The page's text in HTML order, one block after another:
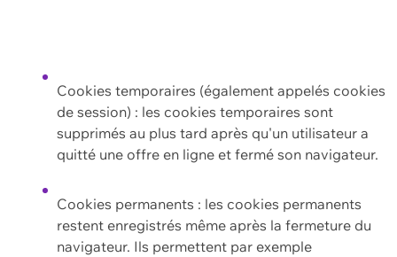
Cookies temporaires (également appelés cookies
de session) : les cookies temporaires sont
supprimés au plus tard après qu'un utilisateur a
quitté une offre en ligne et fermé son navigateur.
Cookies permanents : les cookies permanents
restent enregistrés même après la fermeture du
navigateur. Ils permettent par exemple